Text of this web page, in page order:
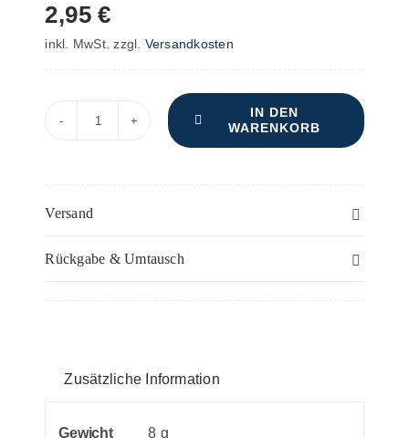
2,95€
inkl. MwSt. zzgl. Versandkosten
(Hörner)
IN DEN
WARENKORB
Versand
Rückgabe & Umtausch
Zusätzliche Information
Gewicht 8 g